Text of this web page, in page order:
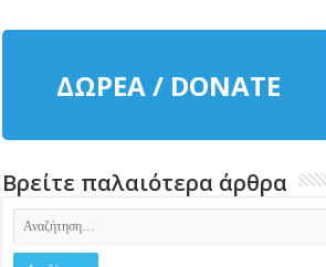
ΔΩΡΕΑ / DONATE
Βρείτε παλαιότερα άρθρα